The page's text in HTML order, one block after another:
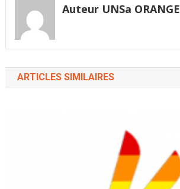
Auteur UNSa ORANGE
ARTICLES SIMILAIRES